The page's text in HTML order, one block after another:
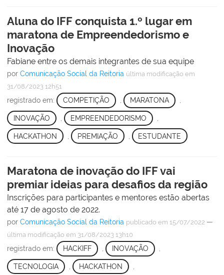
Aluna do IFF conquista 1.º lugar em
maratona de Empreendedorismo e
Inovação
Fabiane entre os demais integrantes de sua equipe
por Comunicação Social da Reitoria última modificação em
31/08/2023 12h51
registrado em: COMPETIÇÃO MARATONA
INOVAÇÃO EMPREENDEDORISMO
HACKATHON PREMIAÇÃO ESTUDANTE
Maratona de inovação do IFF vai
premiar ideias para desafios da região
Inscrições para participantes e mentores estão abertas
até 17 de agosto de 2022.
por Comunicação Social da Reitoria publicado em 15/07/2022 —
última modificação em 31/08/2023 13h10
registrado em: HACKIFF , INOVAÇÃO ,
TECNOLOGIA HACKATHON